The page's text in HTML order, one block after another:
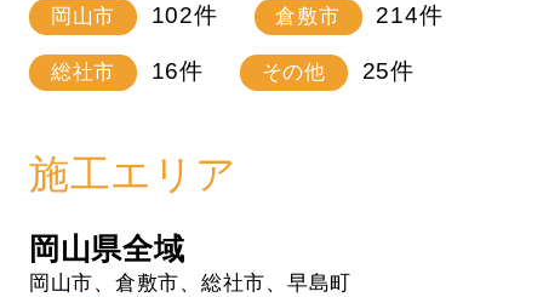
岡山市 102件 倉敷市 214件
総社市 16件 その他 25件
施工エリア
岡山県全域
岡山市、倉敷市、総社市、早島町